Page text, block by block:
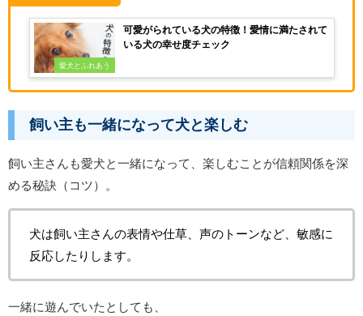
愛犬とふれあう
可愛がられている犬の特徴！愛情に満たされて
いる犬の幸せ度チェック
飼い主も一緒になって犬と楽しむ
飼い主さんも愛犬と一緒になって、楽しむことが信頼関係を深
める秘訣（コツ）。
犬は飼い主さんの表情や仕草、声のトーンなど、敏感に
反応したりします。
一緒に遊んでいたとしても、